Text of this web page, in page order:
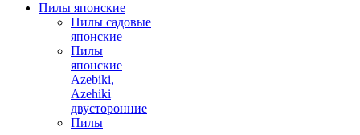
Пилы японские
Пилы садовые
японские
Пилы
японские
Azebiki,
Azehiki
двусторонние
Пилы